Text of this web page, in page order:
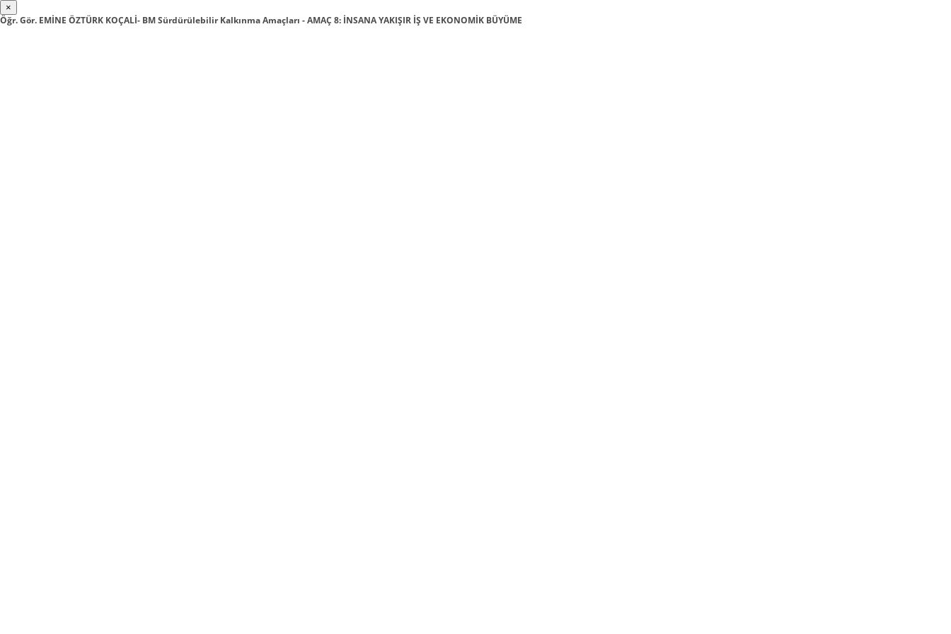
×
Öğr. Gör. EMİNE ÖZTÜRK KOÇALİ- BM Sürdürülebilir Kalkınma Amaçları - AMAÇ 8: İNSANA YAKIŞIR İŞ VE EKONOMİK BÜYÜME